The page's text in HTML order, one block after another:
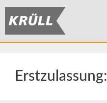
Erstzulassung: